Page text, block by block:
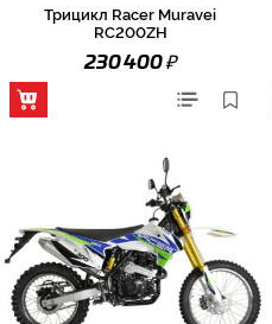
Трицикл Racer Muravei
RC200ZH
230 400₽